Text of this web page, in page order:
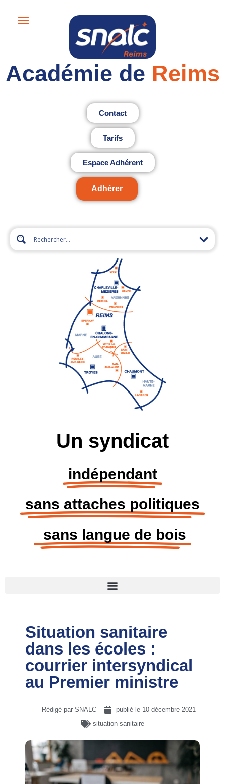
Académie de Reims
Contact
Tarifs
Espace Adhérent
Adhérer
Un syndicat
indépendant
sans attaches politiques
sans langue de bois
Situation sanitaire
dans les écoles :
courrier intersyndical
au Premier ministre
Rédigé par SNALC publié le 10 décembre 2021
situation sanitaire